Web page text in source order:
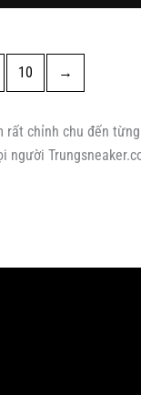
10 →
chỉnh chu đến